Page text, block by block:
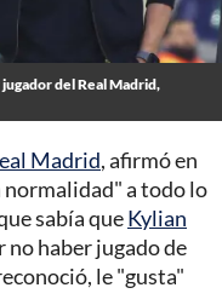
del Real Madrid,
Madrid, afirmó en
normalidad" a todo lo
sabía queKylian
haber jugado de
le "gusta"